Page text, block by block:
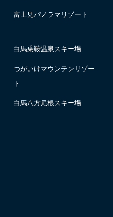
富士見パノラマリゾート
白馬乗鞍温泉スキー場
つがいけマウンテンリゾー
ト
白馬八方尾根スキー場